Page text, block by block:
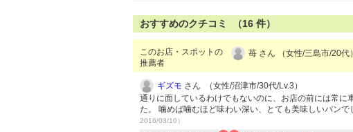
おすすめのクチコミ （16 件）
このお店・スポットの
推薦者
苺 さん （女性/三島市/20代
ギズモ さん （女性/沼津市/30代/Lv.3）
通りに面しているわけでもないのに、お店の前には常
た。 噛めば噛むほど味わい深い、とても美味しいパン
2016/03/10）